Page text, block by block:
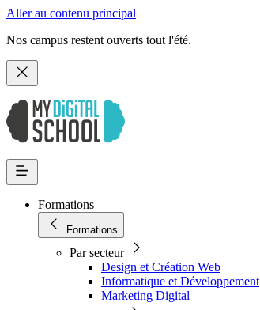
Aller au contenu principal
Nos campus restent ouverts tout l'été.
Formations
Formations
Par secteur
Design et Création Web
Informatique et Développement
Marketing Digital